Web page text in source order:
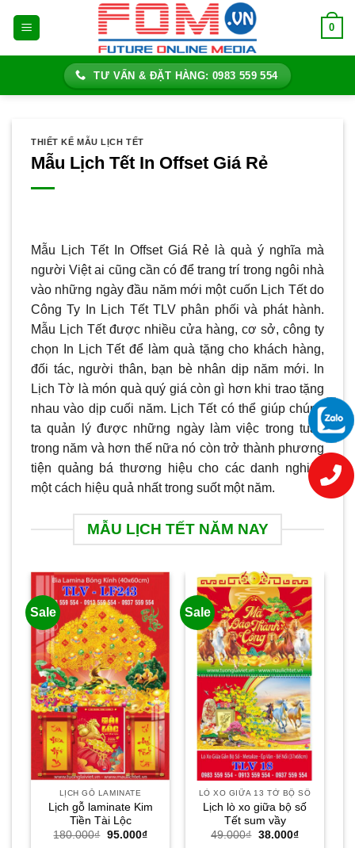
0
TƯ VẤN & ĐẶT HÀNG: 0983 559 554
THIẾT KẾ MẪU LỊCH TẾT
Mẫu Lịch Tết In Offset Giá Rẻ
Mẫu Lịch Tết In Offset Giá Rẻ là quà ý nghĩa mà
người Việt ai cũng cần có để trang trí trong ngôi nhà
vào những ngày đầu năm mới một cuốn Lịch Tết do
Công Ty In Lịch Tết TLV phân phối và phát hành.
Mẫu Lịch Tết được nhiều cửa hàng, cơ sở, công ty
chọn In Lịch Tết để làm quà tặng cho khách hàng,
đối tác, người thân, bạn bè nhân dịp năm mới. In
Lịch Tờ là món quà quý giá còn gì hơn khi trao tặng
nhau vào dịp cuối năm. Lịch Tết có thể giúp chúng
ta quản lý được những ngày làm việc trong tuần
trong năm và hơn thế nữa nó còn trở thành phương
tiện quảng bá thương hiệu cho các danh nghiệp
một cách hiệu quả nhất trong suốt một năm.
MẪU LỊCH TẾT NĂM NAY
Sale
LỊCH GỖ LAMINATE
Lịch gỗ laminate Kim
Tiền Tài Lộc
180.000₫ Giá
95.000₫Giá
Sale
LÒ XO GIỮA 13 TỜ BỘ SỐ
Lịch lò xo giữa bộ số
Tết sum vầy
49.000₫ Giá
38.000₫Giá